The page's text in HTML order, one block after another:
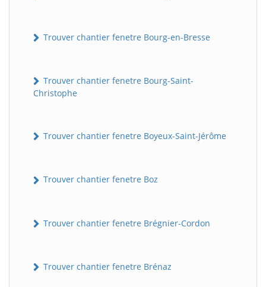
Trouver chantier fenetre Bourg-en-Bresse
Trouver chantier fenetre Bourg-Saint-
Christophe
Trouver chantier fenetre Boyeux-Saint-Jérôme
Trouver chantier fenetre Boz
Trouver chantier fenetre Brégnier-Cordon
Trouver chantier fenetre Brénaz